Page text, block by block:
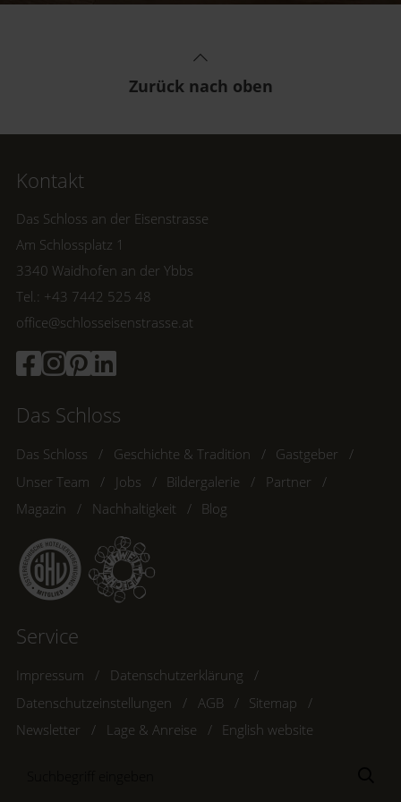
Zurück nach oben
Kontakt
Das Schloss an der Eisenstrasse
Am Schlossplatz 1
3340 Waidhofen an der Ybbs
Tel.: +43 7442 525 48
office@schlosseisenstrasse.at
Das Schloss
Das Schloss Geschichte & Tradition
Gastgeber
Unser Team
Jobs Bildergalerie
Partner
Magazin
Nachhaltigkeit Blog
Service
Impressum
Datenschutzerklärung
Datenschutzeinstellungen
AGB
Sitemap
Newsletter
Lage & Anreise English website